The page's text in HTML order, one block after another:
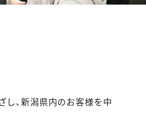
、新潟県内のお客様を中